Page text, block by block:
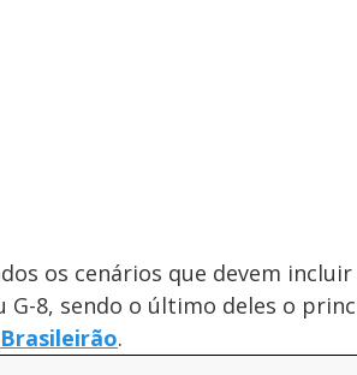
os cenários que devem
G-8, sendo o último deles o
Brasileirão.